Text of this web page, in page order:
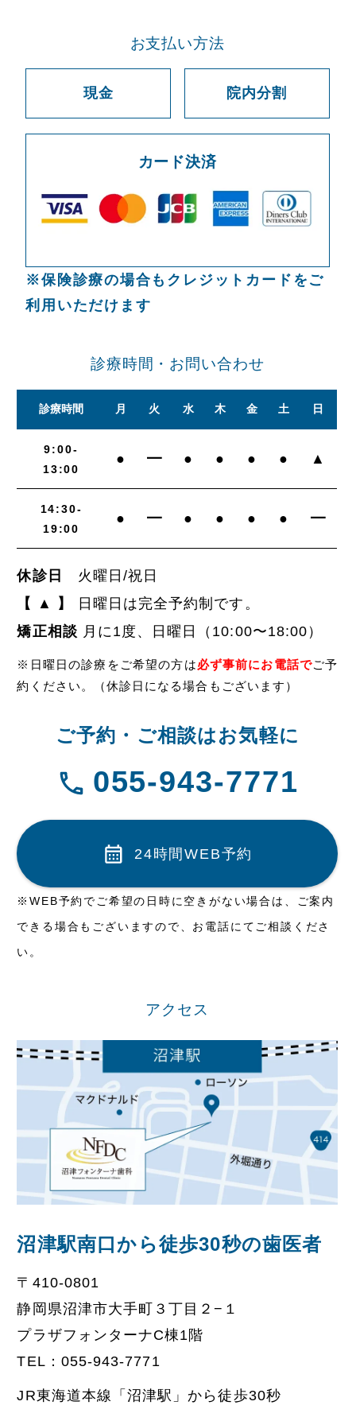
お支払い方法
現金 院内分割
カード決済
※保険診療の場合もクレジットカードをご
利用いただけます
診療時間・お問い合わせ
診療時間 月 火 水 木 金 土 日
9:00-
13:00
● ━ ● ● ● ● ▲
14:30-
19:00
● ━ ● ● ● ● ━
休診日
火曜日/祝日
【 ▲ 】
日曜日は完全予約制です。
矯正相談 月に1度、日曜日（10:00〜18:00）
※日曜日の診療をご希望の方は必ず事前にお電話でご予
約ください。
（休診日になる場合もございます）
ご予約・ご相談はお気軽に
055-943-7771
24時間WEB予約
※WEB予約でご希望の日時に空きがない場合は、ご案内
できる場合もございますので、お電話にてご相談くださ
い。
アクセス
沼津駅南口から徒歩30秒の歯医者
〒410-0801
静岡県沼津市大手町３丁目２−１
プラザフォンターナC棟1階
TEL： 055-943-7771
JR東海道本線「沼津駅」から徒歩30秒